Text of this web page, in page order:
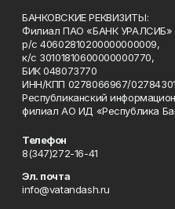
БАНКОВСКИЕ РЕКВИЗИТЫ:
Филиал ПАО «БАНК УРАЛСИБ»
р/с 40602810200000000009,
к/с 30101810600000000770,
БИК 048073770
ИНН/КПП 0278066967/
Республиканский
филиал АО ИД «Республика
Телефон
8(347)272-16-41
Эл. почта
info@vatandash.ru